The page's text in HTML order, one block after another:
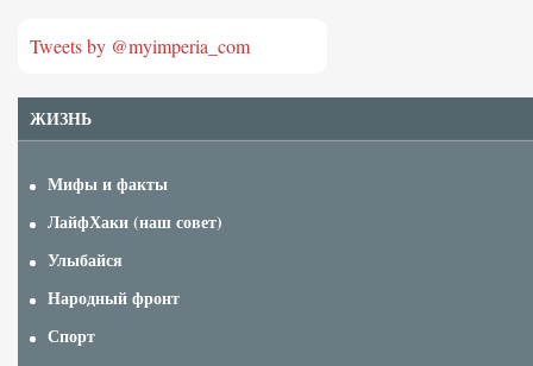
Tweets by @myimperia_com
ЖИЗНЬ
Мифы и факты
ЛайфХаки (наш совет)
Улыбайся
Народный фронт
Спорт